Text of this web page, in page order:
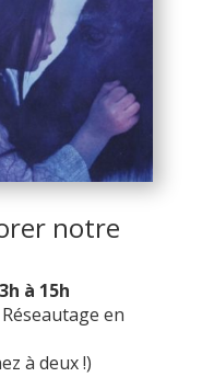
notre
à 15h
en
à deux !)